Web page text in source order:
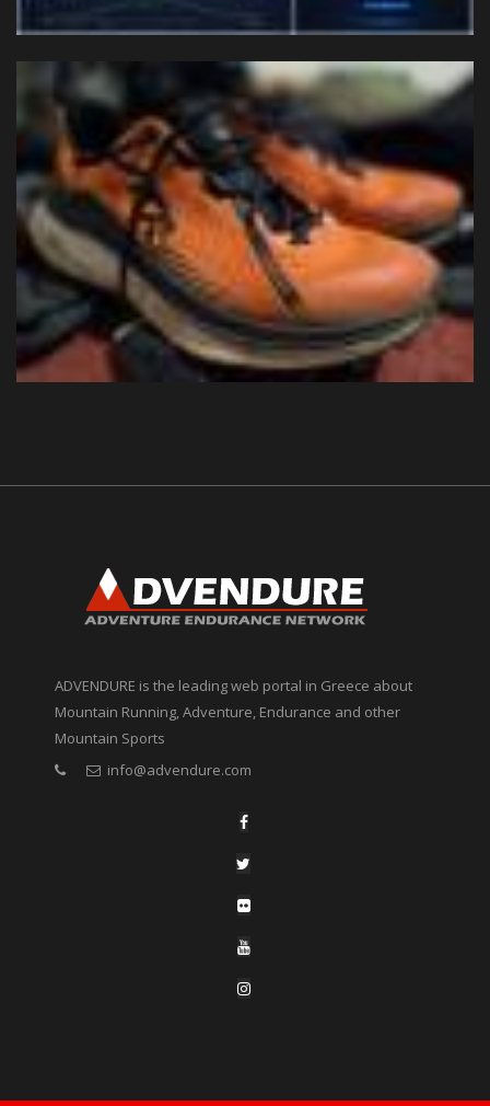
ADVENDURE is the leading web portal in Greece about
Mountain Running, Adventure, Endurance and other
Mountain Sports
info@advendure.com